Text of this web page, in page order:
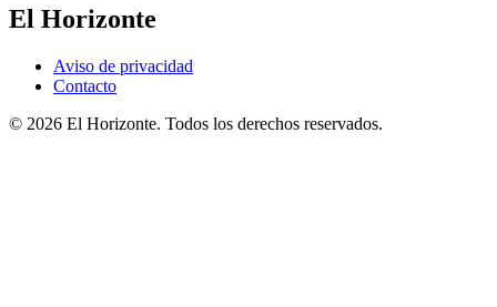
El Horizonte
Aviso de privacidad
Contacto
© 2026 El Horizonte. Todos los derechos reservados.